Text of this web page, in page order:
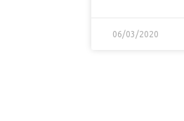
06/03/2020